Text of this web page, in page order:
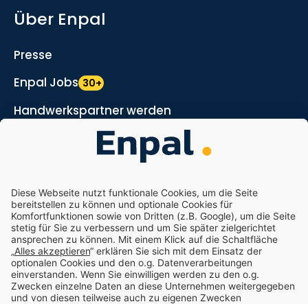
Über Enpal
Presse
Enpal Jobs 30+
Handwerkspartner werden
Marketing- und Vertriebspartner werden
Enpal.pro
Enpal Corporate